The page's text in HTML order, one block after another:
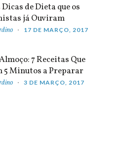
de Dieta que os
já Ouviram
17 DE MARÇO, 2017
7 Receitas Que
5 Minutos a Preparar
3 DE MARÇO, 2017